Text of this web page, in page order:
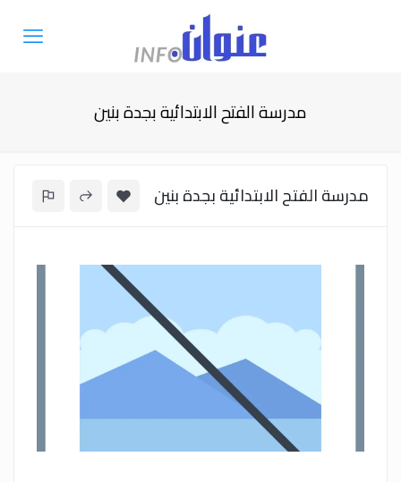
مدرسة الفتح الابتدائية بجدة بنين
مدرسة الفتح الابتدائية بجدة بنين